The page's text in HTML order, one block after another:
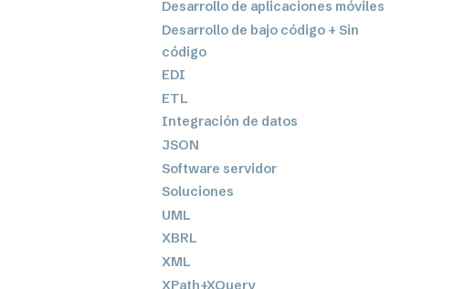
Desarrollo de aplicaciones móviles
Desarrollo de bajo código + Sin
código
EDI
ETL
Integración de datos
JSON
Software servidor
Soluciones
UML
XBRL
XML
XPath+XQuery